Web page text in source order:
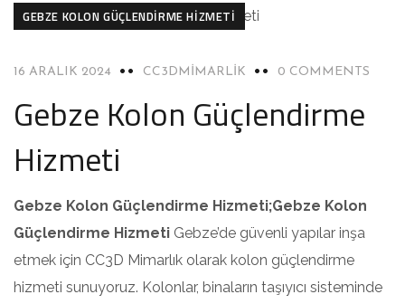
GEBZE KOLON GÜÇLENDIRME HIZMETI
16 ARALIK 2024 CC3DMIMARLIK 0 COMMENTS
Gebze Kolon Güçlendirme
Hizmeti
Gebze Kolon Güçlendirme Hizmeti;Gebze Kolon
Güçlendirme Hizmeti Gebze’de güvenli yapılar inşa
etmek için CC3D Mimarlık olarak kolon güçlendirme
hizmeti sunuyoruz. Kolonlar, binaların taşıyıcı sisteminde